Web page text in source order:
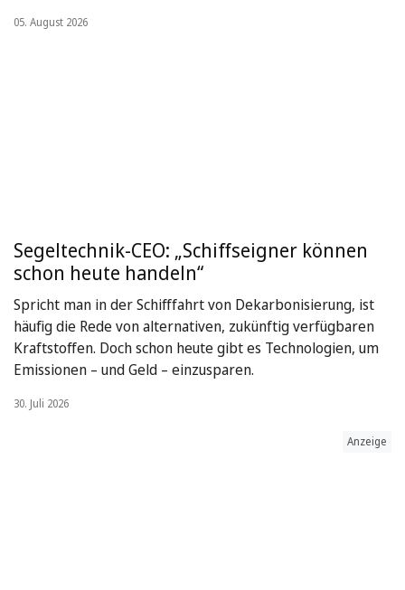
05. August 2026
Segeltechnik-CEO: „Schiffseigner können
schon heute handeln“
Spricht man in der Schifffahrt von Dekarbonisierung, ist
häufig die Rede von alternativen, zukünftig verfügbaren
Kraftstoffen. Doch schon heute gibt es Technologien, um
Emissionen – und Geld – einzusparen.
30. Juli 2026
Anzeige